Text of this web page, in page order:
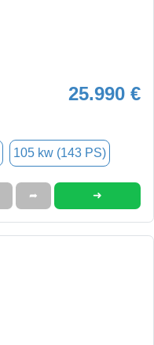
25.990 €
105 kw (143 PS)
➦ ➜